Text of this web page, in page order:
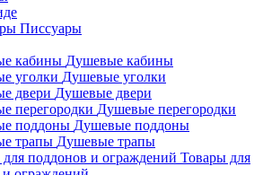
Писсуары
Душевые кабины
Душевые уголки
Душевые двери
Душевые перегородки
Душевые поддоны
Душевые трапы
Товары для